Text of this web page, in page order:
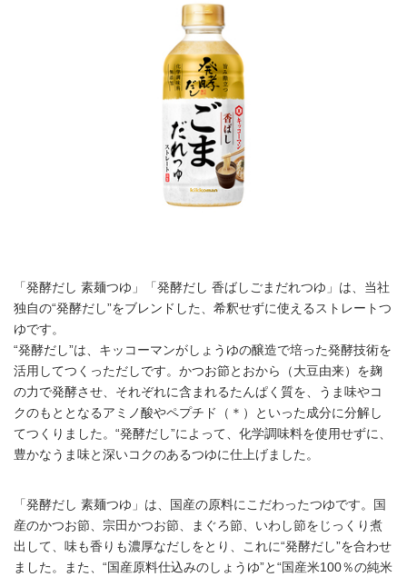
「発酵だし 素麺つゆ」「発酵だし 香ばしごまだれつゆ」は、当社
独自の“発酵だし”をブレンドした、希釈せずに使えるストレートつ
ゆです。
“発酵だし”は、キッコーマンがしょうゆの醸造で培った発酵技術を
活用してつくっただしです。かつお節とおから（大豆由来）を麹
の力で発酵させ、それぞれに含まれるたんぱく質を、うま味やコ
クのもととなるアミノ酸やペプチド（＊）といった成分に分解し
てつくりました。“発酵だし”によって、化学調味料を使用せずに、
豊かなうま味と深いコクのあるつゆに仕上げました。
「発酵だし 素麺つゆ」は、国産の原料にこだわったつゆです。国
産のかつお節、宗田かつお節、まぐろ節、いわし節をじっくり煮
出して、味も香りも濃厚なだしをとり、これに“発酵だし”を合わせ
ました。また、“国産原料仕込みのしょうゆ”と“国産米100％の純米